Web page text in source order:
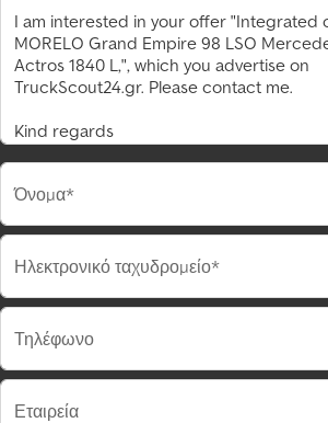
Όνομα*
Ηλεκτρονικό ταχυδρομείο*
Τηλέφωνο
Εταιρεία